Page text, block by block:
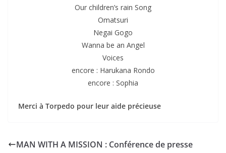
Our children’s rain Song
Omatsuri
Negai Gogo
Wanna be an Angel
Voices
encore : Harukana Rondo
encore : Sophia
Merci à Torpedo pour leur aide précieuse
MAN WITH A MISSION : Conférence de presse